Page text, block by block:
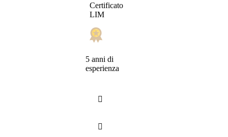
Certificato
LIM
5 anni di
esperienza

